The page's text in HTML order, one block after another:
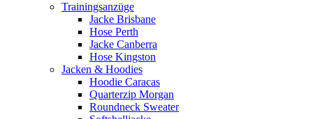
Trainingsanzüge
Jacke Brisbane
Hose Perth
Jacke Canberra
Hose Kingston
Jacken & Hoodies
Hoodie Caracas
Quarterzip Morgan
Roundneck Sweater